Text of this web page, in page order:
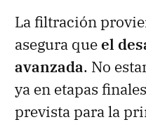
La filtración
asegura queel
avanzada. No
ya en etapas
prevista para la